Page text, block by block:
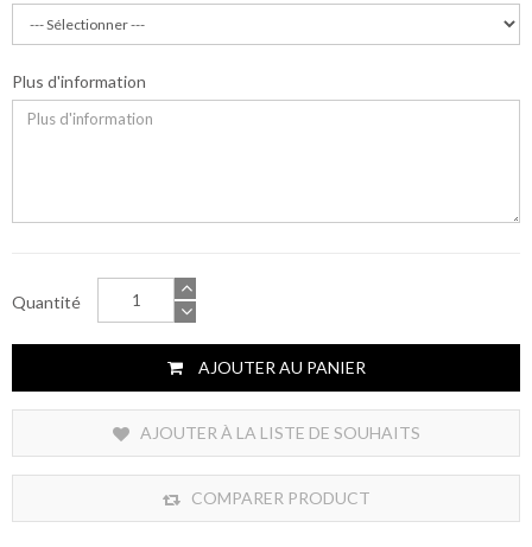
Plus d'information
Quantité
AJOUTER AU PANIER
AJOUTER À LA LISTE DE SOUHAITS
COMPARER PRODUCT